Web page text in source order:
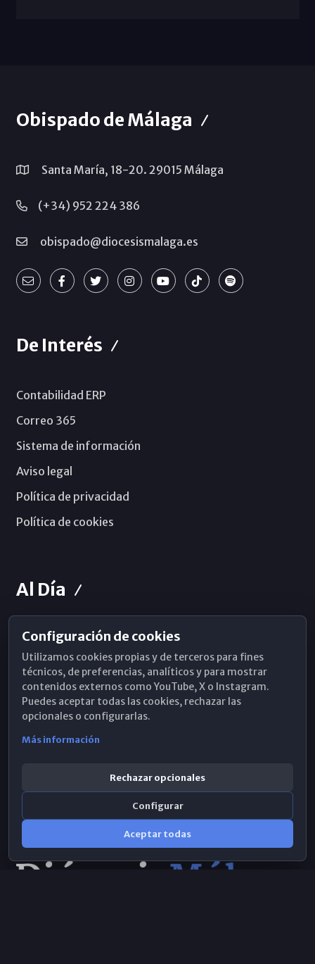
Obispado de Málaga
Santa María, 18-20. 29015 Málaga
(+34) 952 224 386
obispado@diocesismalaga.es
De Interés
Contabilidad ERP
Correo 365
Sistema de información
Aviso legal
Política de privacidad
Política de cookies
Al Día
Horarios de Misa
Hemeroteca
WhatsApp
Configuración de cookies
Utilizamos cookies propias y de terceros para fines
técnicos, de preferencias, analíticos y para mostrar
contenidos externos como YouTube, X o Instagram.
Puedes aceptar todas las cookies, rechazar las
opcionales o configurarlas.
Más información
Rechazar opcionales
Configurar
Aceptar todas